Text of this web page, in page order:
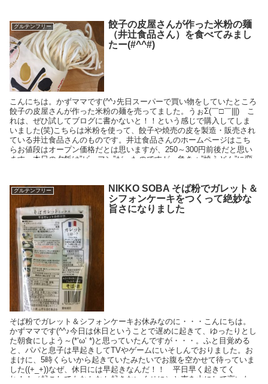
なのですが(笑)
グルテンフリー
餃子の皮屋さんが作った米粉の麺
（井辻食品さん）を食べてみまし
たー(#^^#)
こんにちは。かずママです(^^♪先日スーパーで買い物をしていたところ
餃子の皮屋さんが作った米粉の麺を売ってました。うぉΣ(￣□￣|||) こ
れは、ぜひ試してブログに書かないと！！という感じで購入してしま
いました(笑)こちらは米粉を使って、餃子や焼売の皮を製造・販売され
ている井辻食品さんのものです。井辻食品さんのホームページはこち
らお値段はオープン価格だとは思いますが、250～300円前後だと思い
ます。本日の夕飯は”ビーフン”だったのですが、急きょ”焼うどん”に変
ロリーが高めかな？？？と思い計算してみると・・
グルテンフリー
NIKKO SOBA そば粉でガレット＆
シフォンケーキをつくって絶妙な
旨さになりました
そば粉でガレット＆シフォンケーキお休みなのに・・・こんにちは。
かずママです(^^♪今日は休日ということで遅めに起きて、ゆったりとし
た朝食にしよう～(*‘ω‘ *)と思っていたんですが・・・。ふと目覚める
と、パパと息子は早起きしてTVやゲームにいそしんでおりました。お
まけに、5時くらいから起きていたみたいでお腹を空かせて待っていま
した((+_+))なぜ、休日には早起きなんだ！！ 平日早く起きてく
れ！！（起こしてもなかなか起きないくせに）と声を大にして言いた